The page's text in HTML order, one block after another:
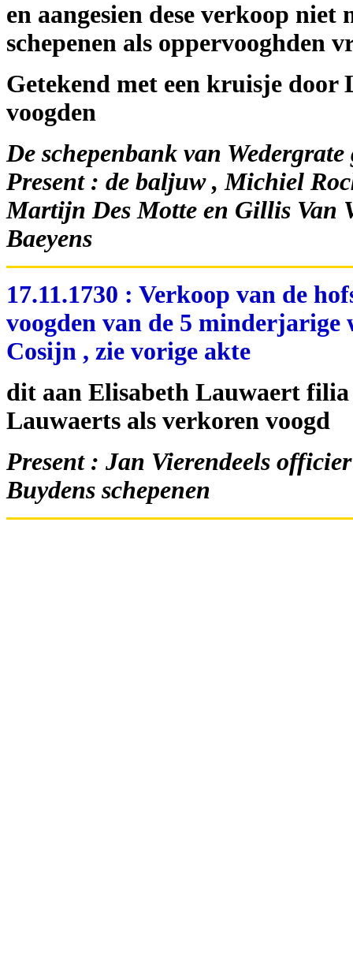
en aangesien dese verkoop niet
schepenen als oppervooghden
Getekend met een kruisje door
voogden
De schepenbank van
Present : de baljuw , Michiel
Martijn Des Motte en Gillis Van
Baeyens
17.11.1730 : Verkoop van de
voogden van de 5
Cosijn , zie vorige akte
dit aan Elisabeth Lauwaert filia
Lauwaerts als verkoren voogd
Present : Jan Vierendeels
Buydens schepenen